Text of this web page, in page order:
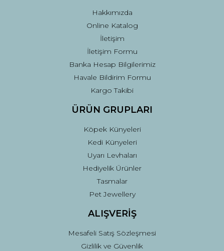
Gönder
Hakkımızda
Online Katalog
İletişim
İletişim Formu
Banka Hesap Bilgilerimiz
Havale Bildirim Formu
Kargo Takibi
ÜRÜN GRUPLARI
Köpek Künyeleri
Kedi Künyeleri
Uyarı Levhaları
Hediyelik Ürünler
Tasmalar
Pet Jewellery
ALIŞVERİŞ
Mesafeli Satış Sözleşmesi
Gizlilik ve Güvenlik